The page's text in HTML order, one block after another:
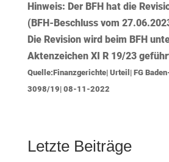
Hinweis: Der BFH hat die
(BFH-Beschluss vom
Die Revision wird beim BFH
Aktenzeichen XI R 19/23
Quelle:Finanzgerichte| Urteil| FG
3098/19| 08-11-2022
Letzte Beiträge